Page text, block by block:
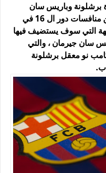
برشلونة وباريس سان
جيرمان يوم الثلاثاء القادم ضمن منافسات دور ال 16 في
التي سوف يستضيف فيها
سان جيرمان ، والتي
نو معقل برشلونة